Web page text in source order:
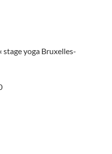
stage yoga Bruxelles-